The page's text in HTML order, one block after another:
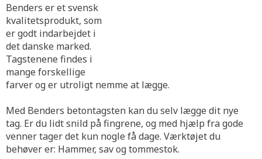
Benders er et svensk
kvalitetsprodukt, som
er godt indarbejdet i
det danske marked.
Tagstenene findes i
mange forskellige
farver og er utroligt nemme at lægge.
Med Benders betontagsten kan du selv lægge dit nye
tag. Er du lidt snild på fingrene, og med hjælp fra gode
venner tager det kun nogle få dage. Værktøjet du
behøver er: Hammer, sav og tommestok.